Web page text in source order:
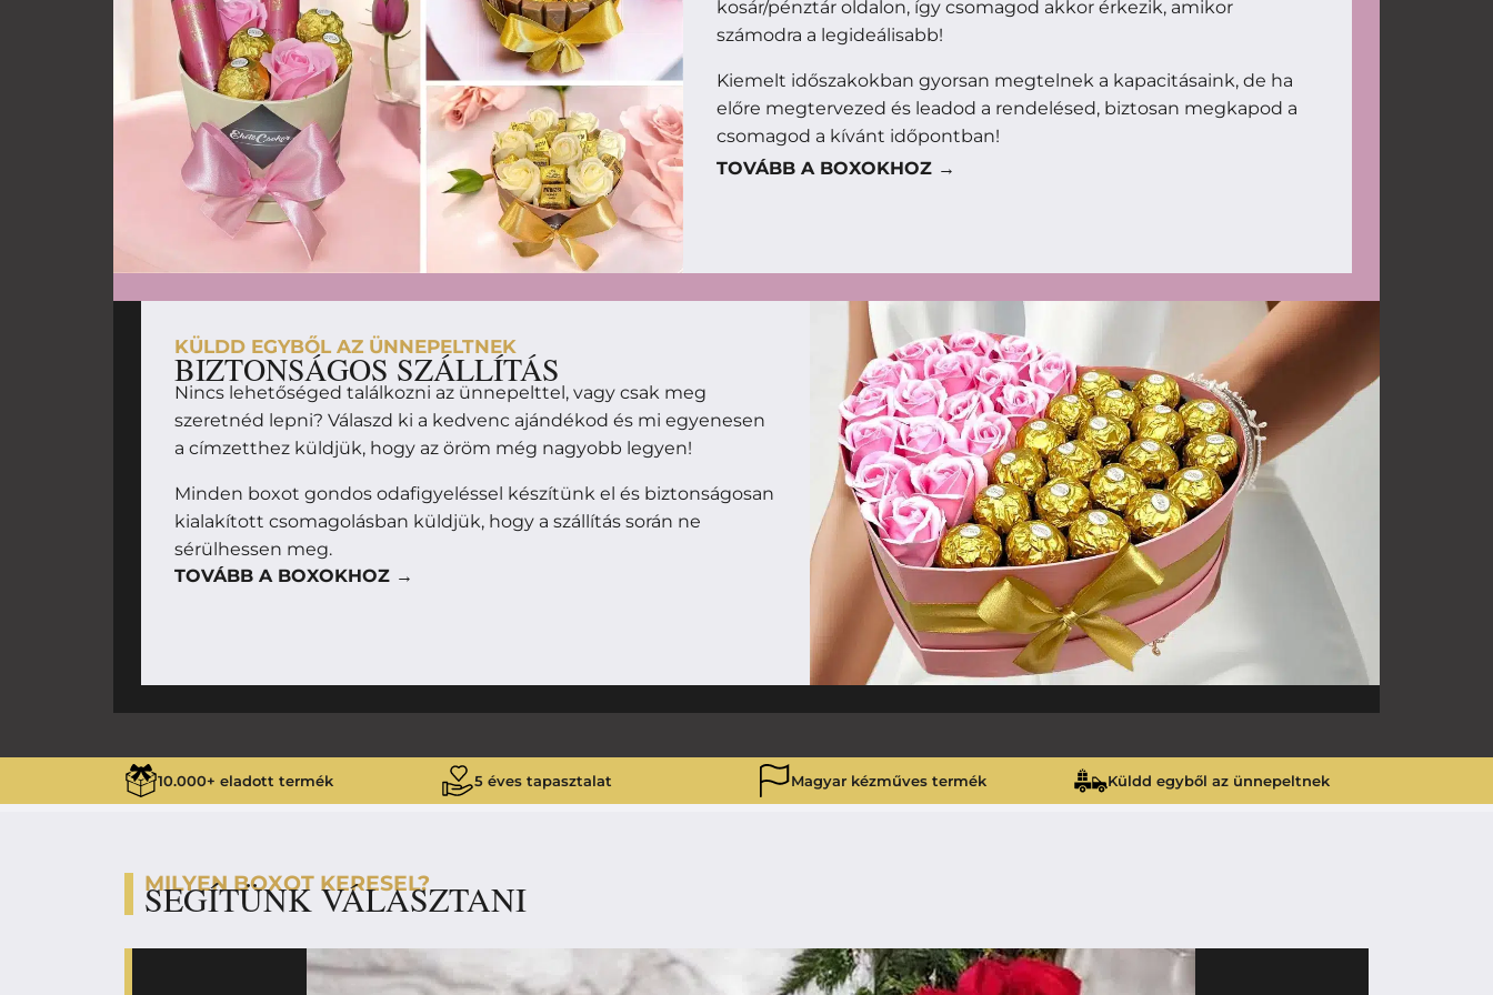
kosár/pénztár oldalon, így csomagod akkor érkezik, amikor
számodra a legideálisabb!
Kiemelt időszakokban gyorsan megtelnek a kapacitásaink, de ha
előre megtervezed és leadod a rendelésed, biztosan megkapod a
csomagod a kívánt időpontban!
TOVÁBB A BOXOKHOZ →
KÜLDD EGYBŐL AZ ÜNNEPELTNEK
BIZTONSÁGOS SZÁLLÍTÁS
Nincs lehetőséged találkozni az ünnepelttel, vagy csak meg
szeretnéd lepni? Válaszd ki a kedvenc ajándékod és mi egyenesen
a címzetthez küldjük, hogy az öröm még nagyobb legyen!
Minden boxot gondos odafigyeléssel készítünk el és biztonságosan
kialakított csomagolásban küldjük, hogy a szállítás során ne
sérülhessen meg.
TOVÁBB A BOXOKHOZ →
10.000+ eladott termék 5 éves tapasztalat Magyar kézműves termék Küldd egyből az ünnepeltnek
MILYEN BOXOT KERESEL?
SEGÍTÜNK VÁLASZTANI